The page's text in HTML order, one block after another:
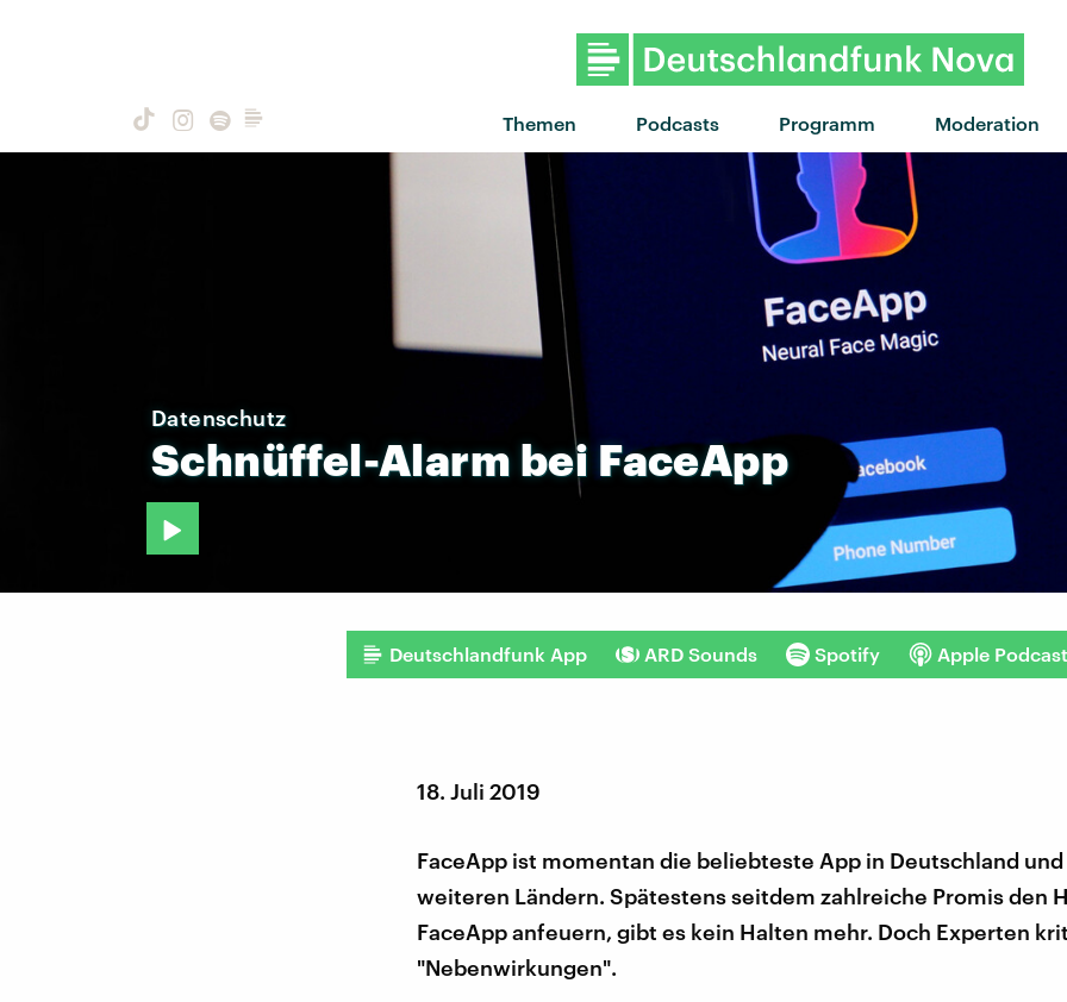
Themen Podcasts Programm Moderation
"What I've Done" von
Datenschutz
Schnüffel-Alarm bei FaceApp
Deutschlandfunk App ARD Sounds Spotify Apple
18. Juli 2019
FaceApp ist momentan die beliebteste App in Deutschland
weiteren Ländern. Spätestens seitdem zahlreiche Promis den
FaceApp anfeuern, gibt es kein Halten mehr. Doch Experten
"Nebenwirkungen".